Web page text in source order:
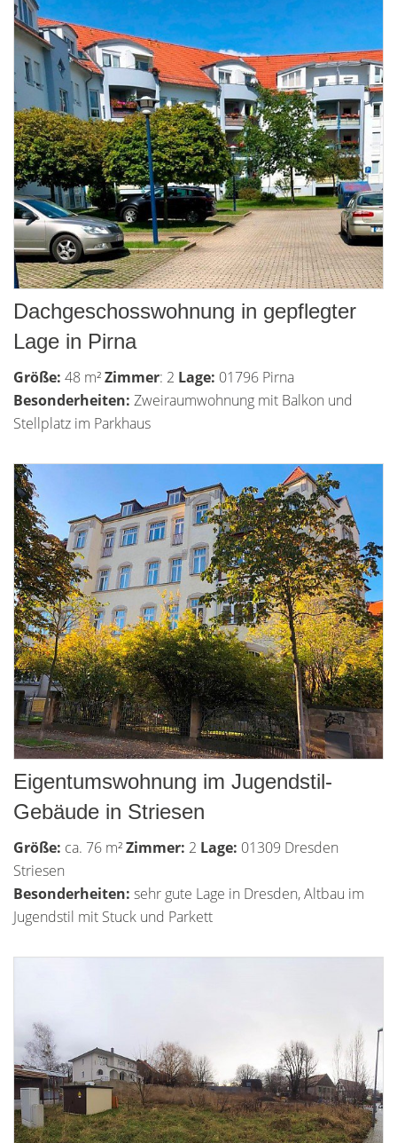
Dachgeschosswohnung in gepflegter
Lage in Pirna
Größe: 48 m²Zimmer: 2 Lage: 01796 Pirna
Besonderheiten: Zweiraumwohnung mit Balkon und
Stellplatz im Parkhaus
Eigentumswohnung im Jugendstil-
Gebäude in Striesen
Größe: ca. 76 m²Zimmer: 2 Lage: 01309 Dresden
Striesen
Besonderheiten: sehr gute Lage in Dresden, Altbau im
Jugendstil mit Stuck und Parkett